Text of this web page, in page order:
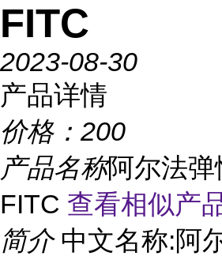
FITC
2023-08-30
产品详情
价格： 200
产品名称阿尔法弹
FITC 查看相似产
简介 中文名称:阿